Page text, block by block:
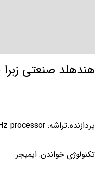
هندهلد صنعتی زبرا Zebra MC55A0
پردازنده.تراشه: processor
تکنولوژی خواندن: ایمیجر